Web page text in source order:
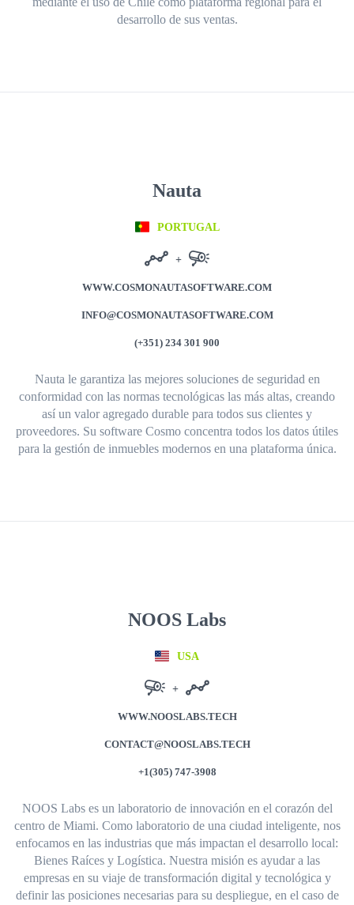
desarrollo de sus ventas.
Nauta
PORTUGAL
+
WWW.COSMONAUTASOFTWARE.COM
INFO@COSMONAUTASOFTWARE.COM
(+351) 234 301 900
Nauta le garantiza las mejores soluciones de seguridad en
conformidad con las normas tecnológicas las más altas, creando
así un valor agregado durable para todos sus clientes y
proveedores. Su software Cosmo concentra todos los datos útiles
para la gestión de inmuebles modernos en una plataforma única.
NOOS Labs
USA
+
WWW.NOOSLABS.TECH
CONTACT@NOOSLABS.TECH
+1(305) 747-3908
NOOS Labs es un laboratorio de innovación en el corazón del
centro de Miami. Como laboratorio de una ciudad inteligente, nos
enfocamos en las industrias que más impactan el desarrollo local:
Bienes Raíces y Logística. Nuestra misión es ayudar a las
empresas en su viaje de transformación digital y tecnológica y
definir las posiciones necesarias para su despliegue, en el caso de